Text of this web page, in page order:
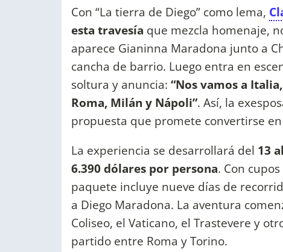
Con “La tierra de Diego” como lema,
esta travesía que mezcla homenaje,
aparece Gianinna Maradona junto a
cancha de barrio. Luego entra en
soltura y anuncia: “Nos vamos a
Roma, Milán y Nápoli”. Así, la
propuesta que promete convertirse
La experiencia se desarrollará del 13
6.390 dólares por persona. Con
paquete incluye nueve días de
a Diego Maradona. La aventura
Coliseo, el Vaticano, el Trastevere y
partido entre Roma y Torino.